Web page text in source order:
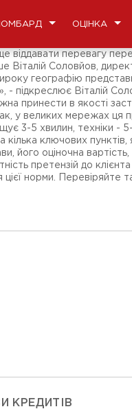
ОЦІНКА
перевагу
Соловйов,
географію
- підкреслює Віталій
в якості
великих мережах ця
3-5 хвилин, техніки -
кілька ключових
його оціночна
претензій до
норми. Перевіряйте
КРЕДИТІВ